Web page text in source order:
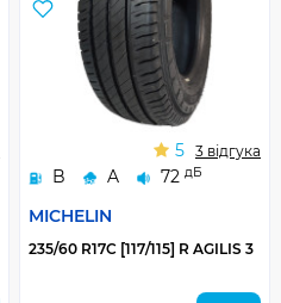
B A 72 дБ
MICHELIN
5 3 відгука
235/60 R17C [117/115] R AGILIS 3